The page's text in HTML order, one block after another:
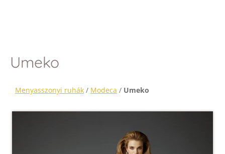
Umeko
Menyasszonyi ruhák / Modeca / Umeko